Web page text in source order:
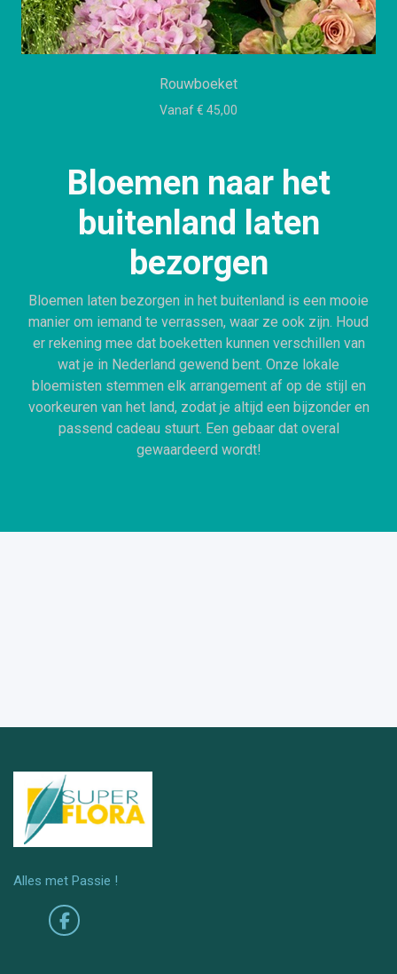
Rouwboeket
Vanaf € 45,00
Bloemen naar het
buitenland laten
bezorgen
Bloemen laten bezorgen in het buitenland is een mooie
manier om iemand te verrassen, waar ze ook zijn. Houd
er rekening mee dat boeketten kunnen verschillen van
wat je in Nederland gewend bent. Onze lokale
bloemisten stemmen elk arrangement af op de stijl en
voorkeuren van het land, zodat je altijd een bijzonder en
passend cadeau stuurt. Een gebaar dat overal
gewaardeerd wordt!
Alles met Passie !